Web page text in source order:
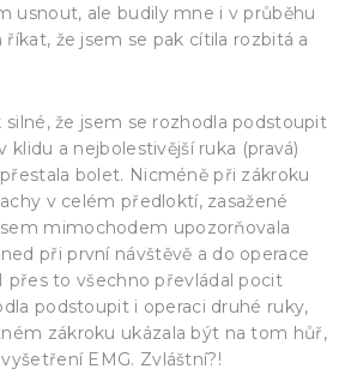
usnout, ale budily mne i v průběhu
říkat, že jsem se pak cítila rozbitá a
silné, že jsem se rozhodla podstoupit
klidu a nejbolestivější ruka (pravá)
bolet. Nicméně při zákroku
v celém předloktí, zasažené
mimochodem upozorňovala
při první návštěvě a do operace
přes to všechno převládal pocit
podstoupit i operaci druhé ruky,
zákroku ukázala být na tom hůř,
EMG. Zvláštní?!